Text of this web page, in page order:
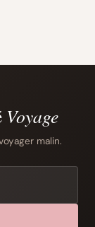
Voyage
malin.